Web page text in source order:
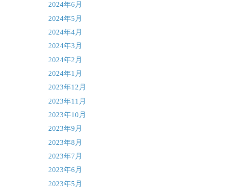
2024年6月
2024年5月
2024年4月
2024年3月
2024年2月
2024年1月
2023年12月
2023年11月
2023年10月
2023年9月
2023年8月
2023年7月
2023年6月
2023年5月